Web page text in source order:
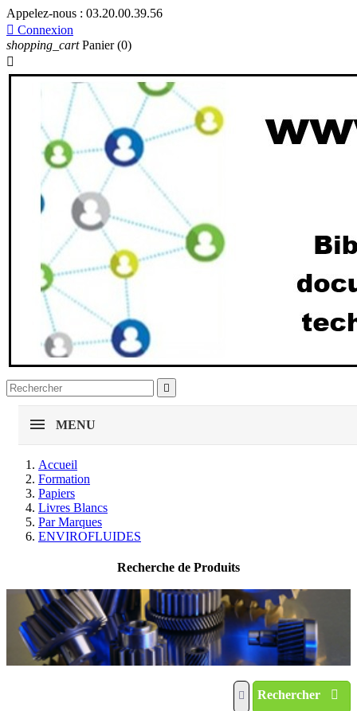
Appelez-nous : 03.20.00.39.56
 Connexion
shopping_cart Panier (0)


MENU
Accueil
Formation
Papiers
Livres Blancs
Par Marques
ENVIROFLUIDES
Recherche de Produits
Rechercher